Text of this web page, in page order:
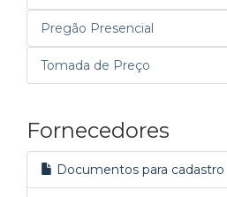
Pregão Presencial
Tomada de Preço
Fornecedores
Documentos para cadastro